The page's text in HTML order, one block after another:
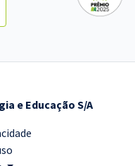
e Educação S/A